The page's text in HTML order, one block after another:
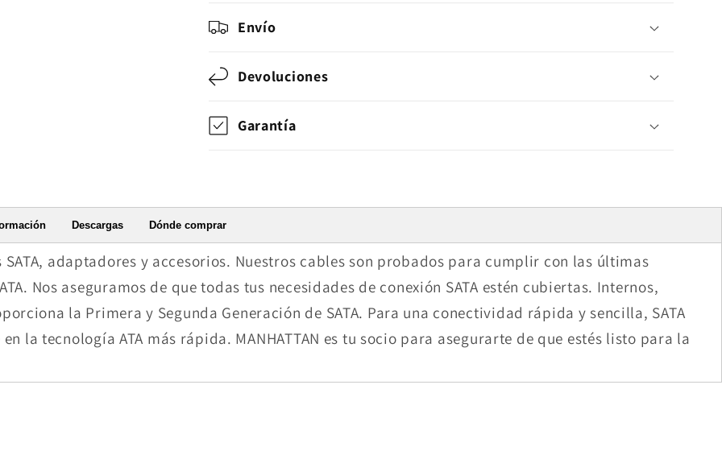
Envío
Devoluciones
Garantía
Descargas Dónde comprar
SATA, adaptadores y accesorios. Nuestros cables son probados para cumplir con las últimas
Nos aseguramos de que todas tus necesidades de conexión SATA estén cubiertas. Internos,
la Primera y Segunda Generación de SATA. Para una conectividad rápida y sencilla, SATA
la tecnología ATA más rápida. MANHATTAN es tu socio para asegurarte de que estés listo para la